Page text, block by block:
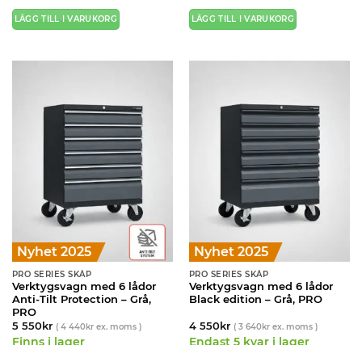
LÄGG TILL I VARUKORG LÄGG TILL I VARUKORG
Nyhet 2025
PRO SERIES SKÅP
Verktygsvagn med 6 lådor
Anti-Tilt Protection – Grå,
PRO
5 550kr ( 4 440krex. moms )
Finns i lager
Nyhet 2025
PRO SERIES SKÅP
Verktygsvagn med 6 lådor
Black edition – Grå, PRO
4 550kr ( 3 640krex. moms )
Endast 5 kvar i lager